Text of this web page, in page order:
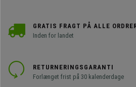
GRATIS FRAGT PÅ ALLE
Inden for landet
RETURNERINGSGARANTI
Forlænget frist på 30 kalenderdage